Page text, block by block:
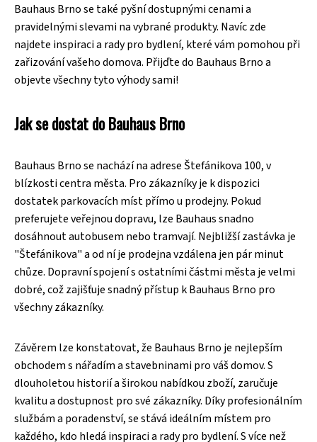
Bauhaus Brno se také pyšní dostupnými cenami a
pravidelnými slevami na vybrané produkty. Navíc zde
najdete inspiraci a rady pro bydlení, které vám pomohou při
zařizování vašeho domova. Přijďte do Bauhaus Brno a
objevte všechny tyto výhody sami!
Jak se dostat do Bauhaus Brno
Bauhaus Brno se nachází na adrese Štefánikova 100, v
blízkosti centra města. Pro zákazníky je k dispozici
dostatek parkovacích míst přímo u prodejny. Pokud
preferujete veřejnou dopravu, lze Bauhaus snadno
dosáhnout autobusem nebo tramvají. Nejbližší zastávka je
"Štefánikova" a od ní je prodejna vzdálena jen pár minut
chůze. Dopravní spojení s ostatními částmi města je velmi
dobré, což zajišťuje snadný přístup k Bauhaus Brno pro
všechny zákazníky.
Závěrem lze konstatovat, že Bauhaus Brno je nejlepším
obchodem s nářadím a stavebninami pro váš domov. S
dlouholetou historií a širokou nabídkou zboží, zaručuje
kvalitu a dostupnost pro své zákazníky. Díky profesionálním
službám a poradenství, se stává ideálním místem pro
každého, kdo hledá inspiraci a rady pro bydlení. S více než